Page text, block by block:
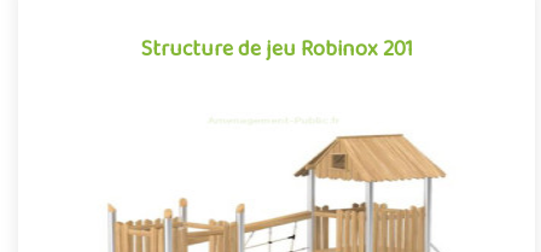
Structure de jeu Robinox 201
Structure de jeu Robinox 201
La combinaison 2 tours Robinox 201 est une structure multi-
activités pour aire de jeux extérieur de la gamme Robinox.
Associa..